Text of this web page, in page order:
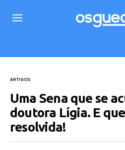
ARTIGOS
Uma Sena que se
doutora Lígia. E
resolvida!